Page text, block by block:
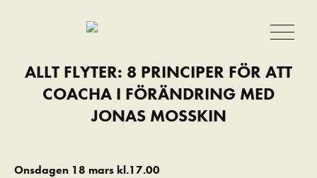
ALLT FLYTER: 8 PRINCIPER FÖR ATT
COACHA I FÖRÄNDRING MED
JONAS MOSSKIN
Onsdagen 18 mars kl.17.00